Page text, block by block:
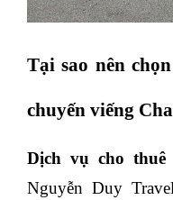
Tại sao nên
chuyến viếng
Dịch vụ cho
Nguyễn Duy